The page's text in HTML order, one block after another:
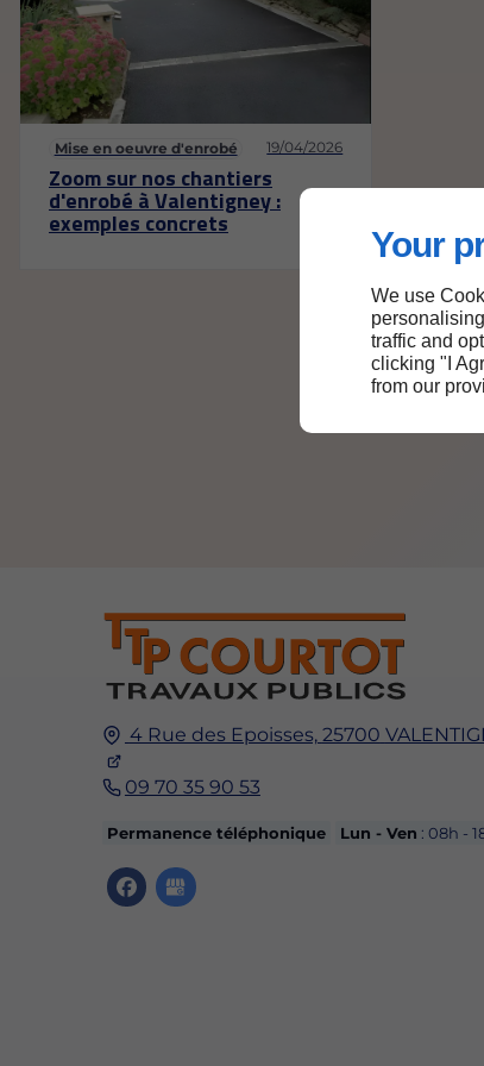
Your
We use
traffic and
clicking "I
from our
Mise en oeuvre d'enrobé 19/04/2026
Zoom sur nos chantiers
d'enrobé à Valentigney :
exemples concrets
4 Rue des Epoisses, 25700
09 70 35 90 53
Permanence téléphonique Lun - Ven : 08h -